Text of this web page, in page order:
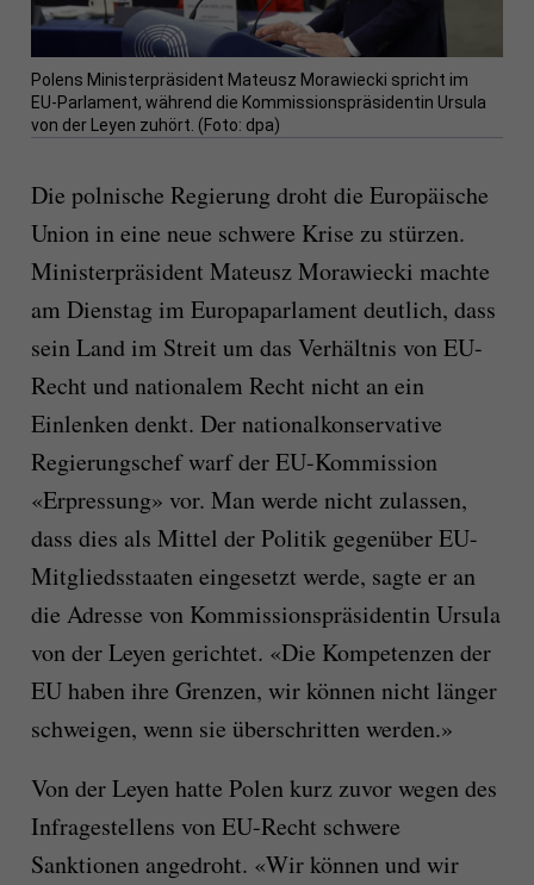
Polens Ministerpräsident Mateusz Morawiecki spricht im
EU-Parlament, während die Kommissionspräsidentin Ursula
von der Leyen zuhört. (Foto: dpa)
Die polnische Regierung droht die Europäische
Union in eine neue schwere Krise zu stürzen.
Ministerpräsident Mateusz Morawiecki machte
am Dienstag im Europaparlament deutlich, dass
sein Land im Streit um das Verhältnis von EU-
Recht und nationalem Recht nicht an ein
Einlenken denkt. Der nationalkonservative
Regierungschef warf der EU-Kommission
«Erpressung» vor. Man werde nicht zulassen,
dass dies als Mittel der Politik gegenüber EU-
Mitgliedsstaaten eingesetzt werde, sagte er an
die Adresse von Kommissionspräsidentin Ursula
von der Leyen gerichtet. «Die Kompetenzen der
EU haben ihre Grenzen, wir können nicht länger
schweigen, wenn sie überschritten werden.»
Von der Leyen hatte Polen kurz zuvor wegen des
Infragestellens von EU-Recht schwere
Sanktionen angedroht. «Wir können und wir